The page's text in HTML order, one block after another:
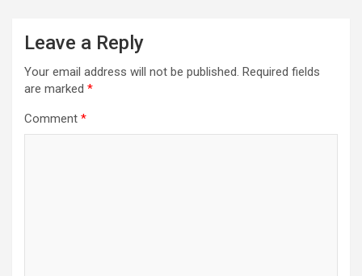
Leave a Reply
Your email address will not be published. Required fields
are marked *
Comment *